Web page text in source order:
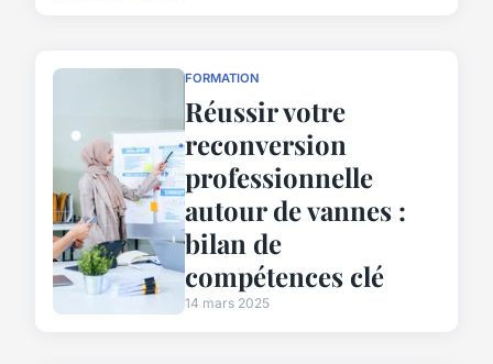
FORMATION
Réussir votre
reconversion
professionnelle
autour de vannes :
bilan de
compétences clé
14 mars 2025